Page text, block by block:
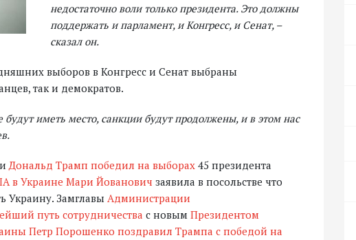
недостаточно воли только президента. Это должны
поддержать и парламент, и Конгресс, и Сенат, –
сказал он.
выборов в Конгресс и Сенат выбраны
так и демократов.
иметь место, санкции будут продолжены, и в этом нас
Дональд Трамп победил на выборах 45 президента
в Украине Мари Йованович заявила в посольстве что
Украину. Замглавы Администрации
путь сотрудничества с новым Президентом
Петр Порошенко поздравил Трампа с победой на